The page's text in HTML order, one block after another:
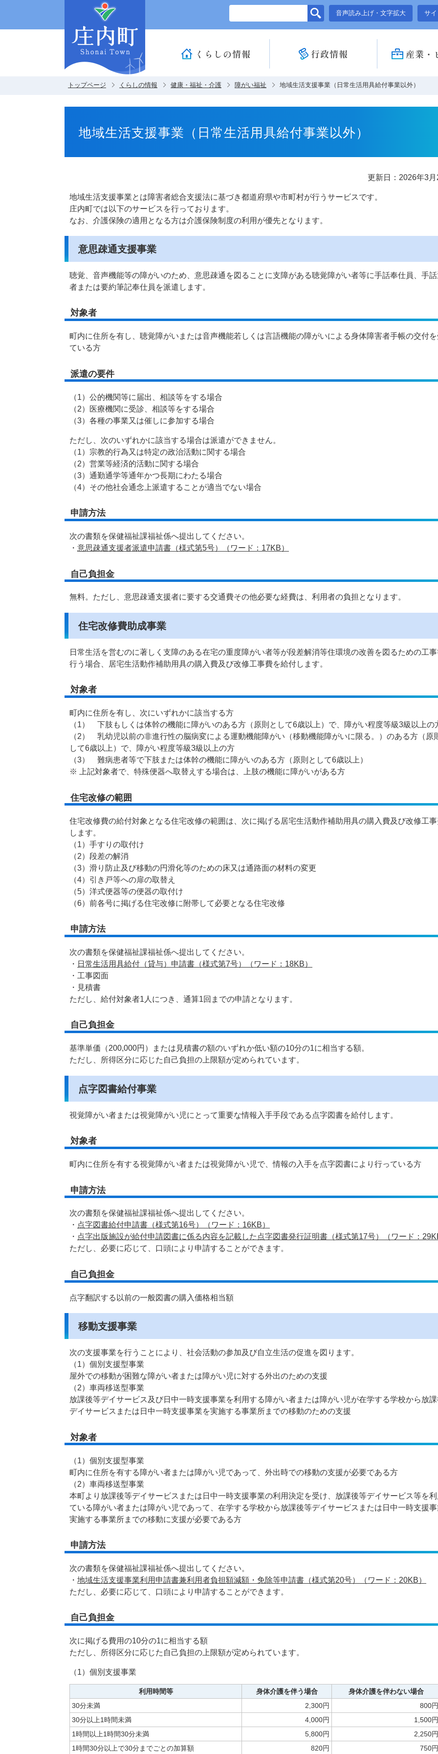
このページの本文へ移動
音声読み上げ・文字拡大 サ
くらしの情報 行政情報 産業・
トップページ くらしの情報 健康・福祉・介護 障がい福祉 地域生活支援事業（日常生活用具給付事業以外）
地域生活支援事業（日常生活用具給付事業以外）
更新日：2026年3
地域生活支援事業とは障害者総合支援法に基づき都道府県や市町村が行うサービスです。
庄内町では以下のサービスを行っております。
なお、介護保険の適用となる方は介護保険制度の利用が優先となります。
意思疎通支援事業
聴覚、音声機能等の障がいのため、意思疎通を図ることに支障がある聴覚障がい者等に手話奉仕員、手
者または要約筆記奉仕員を派遣します。
対象者
町内に住所を有し、聴覚障がいまたは音声機能若しくは言語機能の障がいによる身体障害者手帳の交付
ている方
派遣の要件
（1）公的機関等に届出、相談等をする場合
（2）医療機関に受診、相談等をする場合
（3）各種の事業又は催しに参加する場合
ただし、次のいずれかに該当する場合は派遣ができません。
（1）宗教的行為又は特定の政治活動に関する場合
（2）営業等経済的活動に関する場合
（3）通勤通学等通年かつ長期にわたる場合
（4）その他社会通念上派遣することが適当でない場合
申請方法
次の書類を保健福祉課福祉係へ提出してください。
・ 意思疎通支援者派遣申請書（様式第5号）（ワード：17KB）
自己負担金
無料。ただし、意思疎通支援者に要する交通費その他必要な経費は、利用者の負担となります。
住宅改修費助成事業
日常生活を営むのに著しく支障のある在宅の重度障がい者等が段差解消等住環境の改善を図るための工
行う場合、居宅生活動作補助用具の購入費及び改修工事費を給付します。
対象者
町内に住所を有し、次にいずれかに該当する方
（1） 下肢もしくは体幹の機能に障がいのある方（原則として6歳以上）で、障がい程度等級3級以上の
（2） 乳幼児以前の非進行性の脳病変による運動機能障がい（移動機能障がいに限る。）のある方（原
して6歳以上）で、障がい程度等級3級以上の方
（3） 難病患者等で下肢または体幹の機能に障がいのある方（原則として6歳以上）
※ 上記対象者で、特殊便器へ取替えする場合は、上肢の機能に障がいがある方
住宅改修の範囲
住宅改修費の給付対象となる住宅改修の範囲は、次に掲げる居宅生活動作補助用具の購入費及び改修工
します。
（1）手すりの取付け
（2）段差の解消
（3）滑り防止及び移動の円滑化等のための床又は通路面の材料の変更
（4）引き戸等への扉の取替え
（5）洋式便器等の便器の取付け
（6）前各号に掲げる住宅改修に附帯して必要となる住宅改修
申請方法
次の書類を保健福祉課福祉係へ提出してください。
・ 日常生活用具給付（貸与）申請書（様式第7号）（ワード：18KB）
・工事図面
・見積書
ただし、給付対象者1人につき、通算1回までの申請となります。
自己負担金
基準単価（200,000円）または見積書の額のいずれか低い額の10分の1に相当する額。
ただし、所得区分に応じた自己負担の上限額が定められています。
点字図書給付事業
視覚障がい者または視覚障がい児にとって重要な情報入手手段である点字図書を給付します。
対象者
町内に住所を有する視覚障がい者または視覚障がい児で、情報の入手を点字図書により行っている方
申請方法
次の書類を保健福祉課福祉係へ提出してください。
・ 点字図書給付申請書（様式第16号）（ワード：16KB）
・ 点字出版施設が給付申請図書に係る内容を記載した点字図書発行証明書（様式第17号）（ワード：
ただし、必要に応じて、口頭により申請することができます。
自己負担金
点字翻訳する以前の一般図書の購入価格相当額
移動支援事業
次の支援事業を行うことにより、社会活動の参加及び自立生活の促進を図ります。
（1）個別支援型事業
屋外での移動が困難な障がい者または障がい児に対する外出のための支援
（2）車両移送型事業
放課後等デイサービス及び日中一時支援事業を利用する障がい者または障がい児が在学する学校から放
デイサービスまたは日中一時支援事業を実施する事業所までの移動のための支援
対象者
（1）個別支援型事業
町内に住所を有する障がい者または障がい児であって、外出時での移動の支援が必要である方
（2）車両移送型事業
本町より放課後等デイサービスまたは日中一時支援事業の利用決定を受け、放課後等デイサービス等を
ている障がい者または障がい児であって、在学する学校から放課後等デイサービスまたは日中一時支援
実施する事業所までの移動に支援が必要である方
申請方法
次の書類を保健福祉課福祉係へ提出してください。
・ 地域生活支援事業利用申請書兼利用者負担額減額・免除等申請書（様式第20号）（ワード：20KB）
ただし、必要に応じて、口頭により申請することができます。
自己負担金
次に掲げる費用の10分の1に相当する額
ただし、所得区分に応じた自己負担の上限額が定められています。
（1）個別支援事業
利用時間等 身体介護を伴う場合
身体介護を伴わない場合
30分未満
2,300円
800円
30分以上1時間未満
4,000円
1,500円
1時間以上1時間30分未満
5,800円
2,250円
1時間30分以上で30分までごとの加算額
820円 750円